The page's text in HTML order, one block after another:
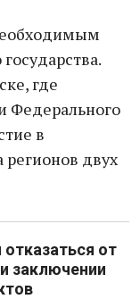
где
Федерального
в
двух
от
заключении